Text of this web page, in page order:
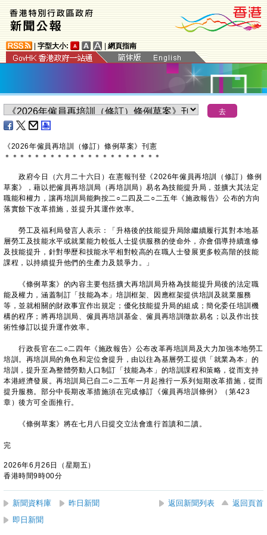
字型大小: 網頁指南
《2026年僱員再培訓（修訂）條例草案》刊憲
＊ ＊ ＊ ＊ ＊ ＊ ＊ ＊ ＊ ＊ ＊ ＊ ＊ ＊ ＊ ＊ ＊ ＊ ＊ ＊ ＊
政府今日（六月二十六日）在憲報刊登《2026年僱員再培訓（修訂）條例
草案》，藉以把僱員再培訓局（再培訓局）易名為技能提升局，並擴大其法定
職能和權力，讓再培訓局能夠按二○二四及二○二五年《施政報告》公布的方向
落實餘下改革措施，並提升其運作效率。
勞工及福利局發言人表示：「升格後的技能提升局除繼續履行其對本地基
層勞工及技能水平或就業能力較低人士提供服務的使命外，亦會倡導持續進修
及技能提升，針對學歷和技能水平相對較高的在職人士發展更多較高階的技能
課程，以持續提升他們的生產力及競爭力。」
《條例草案》的內容主要包括擴大再培訓局升格為技能提升局後的法定職
能及權力，涵蓋制訂「技能為本」培訓框架、因應框架提供培訓及就業服務
等，並就相關的財政事宜作出規定；優化技能提升局的組成；簡化委任培訓機
構的程序；將再培訓局、僱員再培訓基金、僱員再培訓徵款易名；以及作出技
術性修訂以提升運作效率。
行政長官在二○二四年《施政報告》公布改革再培訓局及大力加強本地勞工
培訓。再培訓局的角色和定位會提升，由以往為基層勞工提供「就業為本」的
培訓，提升至為整體勞動人口制訂「技能為本」的培訓課程和策略，從而支持
本港經濟發展。再培訓局已自二○二五年一月起推行一系列短期改革措施，從而
提升服務。部分中長期改革措施須在完成修訂《僱員再培訓條例》（第423
章）後方可全面推行。
《條例草案》將在七月八日提交立法會進行首讀和二讀。
完
2026年6月26日（星期五）
香港時間9時00分
新聞資料庫 昨日新聞 返回新聞列表
返回頁首
即日新聞